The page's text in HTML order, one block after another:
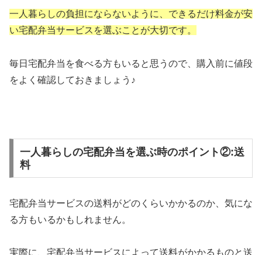
一人暮らしの負担にならないように、できるだけ料金が安
い宅配弁当サービスを選ぶことが大切です。
毎日宅配弁当を食べる方もいると思うので、購入前に値段
をよく確認しておきましょう♪
一人暮らしの宅配弁当を選ぶ時のポイント②:送
料
宅配弁当サービスの送料がどのくらいかかるのか、気にな
る方もいるかもしれません。
実際に、宅配弁当サービスによって送料がかかるものと送